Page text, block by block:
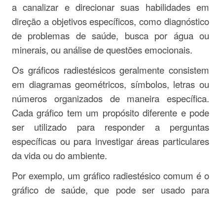
a canalizar e direcionar suas habilidades em
direção a objetivos específicos, como diagnóstico
de problemas de saúde, busca por água ou
minerais, ou análise de questões emocionais.
Os gráficos radiestésicos geralmente consistem
em diagramas geométricos, símbolos, letras ou
números organizados de maneira específica.
Cada gráfico tem um propósito diferente e pode
ser utilizado para responder a perguntas
específicas ou para investigar áreas particulares
da vida ou do ambiente.
Por exemplo, um gráfico radiestésico comum é o
gráfico de saúde, que pode ser usado para